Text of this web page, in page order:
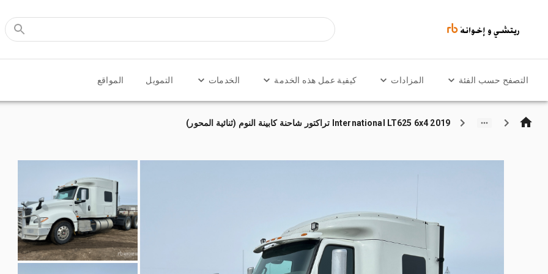
التصفح حسب الفئة المزادات كيفية عمل هذه الخدمة الخدمات التمويل المواقع
2019 International LT625 6x4 تراكتور شاحنة كابينة النوم (ثنائية المحور)